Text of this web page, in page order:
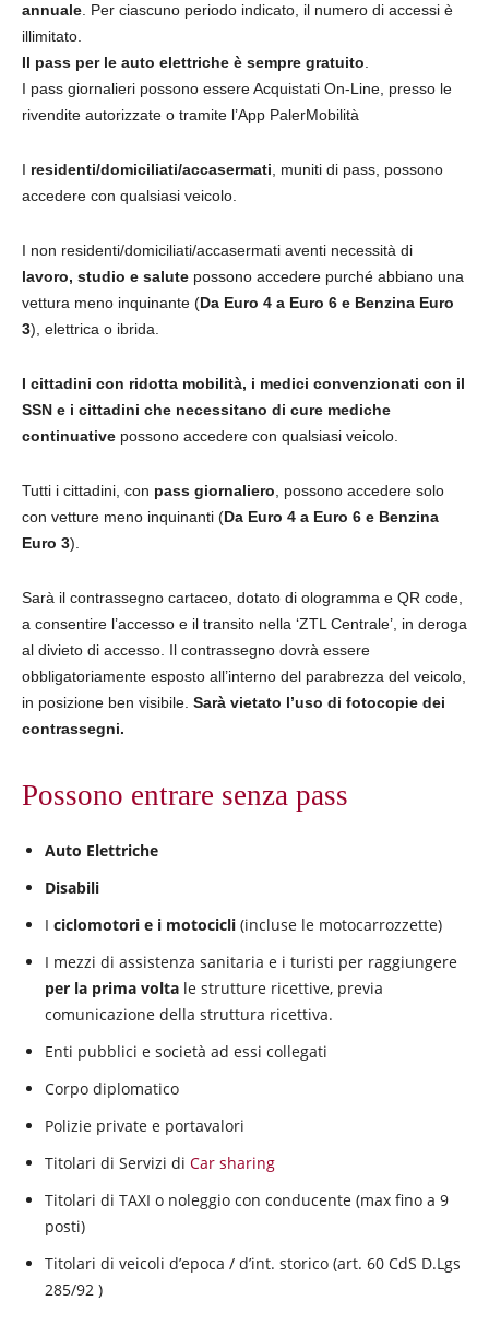
annuale . Per ciascuno periodo indicato, il numero di accessi è
illimitato.
Il pass per le auto elettriche è sempre gratuito
I pass giornalieri possono essere Acquistati On-Line, presso le
rivendite autorizzate o tramite l’App PalerMobilità
I residenti/domiciliati/accasermati , muniti di pass, possono
accedere con qualsiasi veicolo.
I non residenti/domiciliati/accasermati aventi necessità di
lavoro, studio e salute possono accedere purché abbiano una
vettura meno inquinante (Da Euro 4 a Euro 6 e Benzina Euro
3), elettrica o ibrida.
I cittadini con ridotta mobilità, i medici convenzionati con il
SSN e i cittadini che necessitano di cure mediche
continuative possono accedere con qualsiasi veicolo.
Tutti i cittadini, con pass giornaliero , possono accedere solo
con vetture meno inquinanti (Da Euro 4 a Euro 6 e Benzina
Euro 3).
Sarà il contrassegno cartaceo, dotato di ologramma e QR code,
a consentire l’accesso e il transito nella ‘ZTL Centrale’, in deroga
al divieto di accesso. Il contrassegno dovrà essere
obbligatoriamente esposto all’interno del parabrezza del veicolo,
in posizione ben visibile. Sarà vietato l’uso di fotocopie dei
contrassegni.
Possono entrare senza pass
Auto Elettriche
Disabili
I ciclomotori e i motocicli (incluse le motocarrozzette)
I mezzi di assistenza sanitaria e i turisti per raggiungere
per la prima volta le strutture ricettive, previa
comunicazione della struttura ricettiva.
Enti pubblici e società ad essi collegati
Corpo diplomatico
Polizie private e portavalori
Titolari di Servizi di Car sharing
Titolari di TAXI o noleggio con conducente (max fino a 9
posti)
Titolari di veicoli d’epoca / d’int. storico (art. 60 CdS D.Lgs
285/92 )